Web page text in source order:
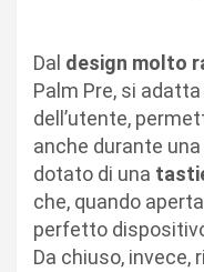
Dal design molto
Palm Pre, si
dell’utente,
anche durante
dotato di una
che, quando
perfetto
Da chiuso,